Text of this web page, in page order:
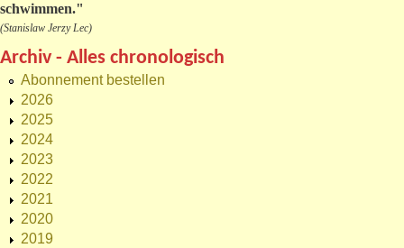
schwimmen."
(Stanislaw Jerzy Lec)
Archiv - Alles chronologisch
Abonnement bestellen
2026
2025
2024
2023
2022
2021
2020
2019